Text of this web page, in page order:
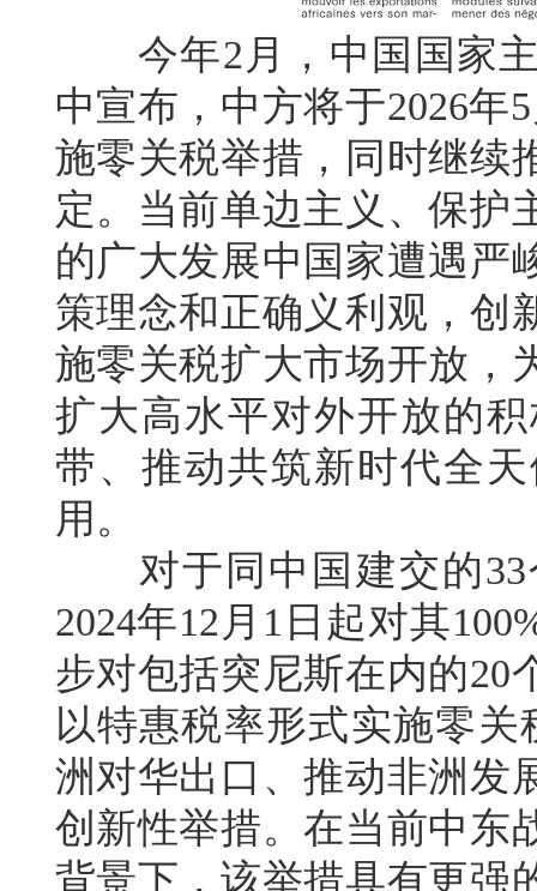
今年2月，中国国家主
中宣布，中方将于2026年
施零关税举措，同时继续
定。当前单边主义、保护
的广大发展中国家遭遇严
策理念和正确义利观，创
施零关税扩大市场开放，
扩大高水平对外开放的
带、推动共筑新时代全
用。
对于同中国建交的33
2024年12月1日起对其
步对包括突尼斯在内的20
以特惠税率形式实施零
洲对华出口、推动非洲发
创新性举措。在当前中东
背景下，该举措具有更强